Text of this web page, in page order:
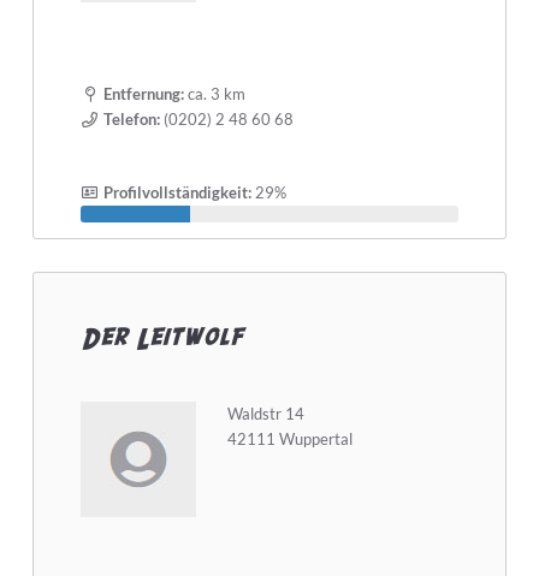
Entfernung:ca. 3 km
Telefon:(0202) 2 48 60 68
Profilvollständigkeit:29%
Der Leitwolf
Waldstr 14
42111 Wuppertal